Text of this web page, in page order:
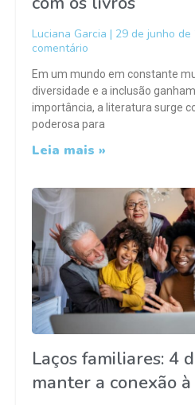
Luciana Garcia 29 de junho de
comentário
Em um mundo em constante
diversidade e a inclusão
importância, a literatura surge
poderosa para
Leia mais »
Laços familiares: 4
manter a conexão